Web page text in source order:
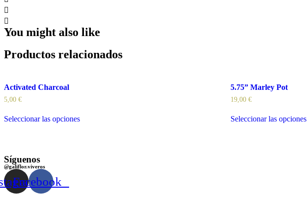
You might also like
Productos relacionados
Activated Charcoal
5,00 €
Seleccionar las opciones
5.75” Marley Pot
19,00 €
Seleccionar las opciones
Síguenos
@galiflor.viveros
Facebook